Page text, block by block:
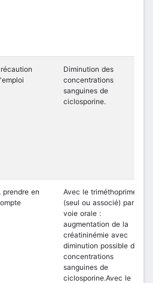
Diminution des
concentrations
sanguines de
ciclosporine.
prendre en
Avec le triméthoprime
(seul ou associé) par
voie orale :
augmentation de la
créatininémie avec
diminution possible des
concentrations
sanguines de
ciclosporine.Avec le